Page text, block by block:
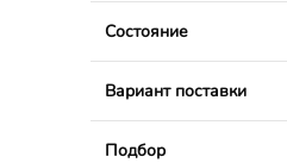
Состояние
Вариант поставки
Подбор